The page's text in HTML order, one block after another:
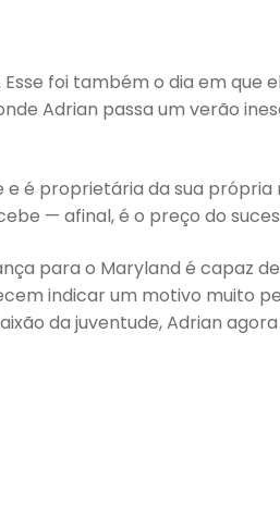
foi também o dia em
Adrian passa um verão
e é proprietária da sua
— afinal, é o preço do
para o Maryland é capaz
indicar um motivo muito
da juventude, Adrian